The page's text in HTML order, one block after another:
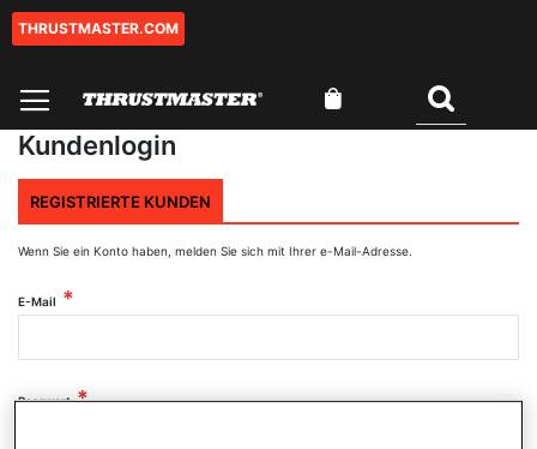
Zum
THRUSTMASTER.COM
Mein Warenkorb
Kundenlogin
REGISTRIERTE KUNDEN
Wenn Sie ein Konto haben, melden Sie sich mit Ihrer e-Mail-Adresse.
E-Mail
Passwort